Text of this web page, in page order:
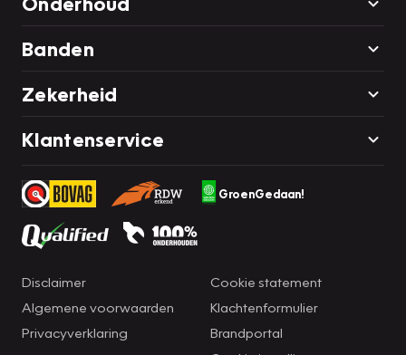
Banden
Zekerheid
Klantenservice
GroenGedaan!
Disclaimer
Algemene voorwaarden
Privacyverklaring
Cookie statement
Klachtenformulier
Brandportal